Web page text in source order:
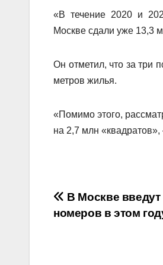
«В течение 2020 и
Москве сдали уже 13,3
Он отметил, что за три
метров жилья.
«Помимо этого,
на 2,7 млн
Навигация
В Москве введут
номеров в этом